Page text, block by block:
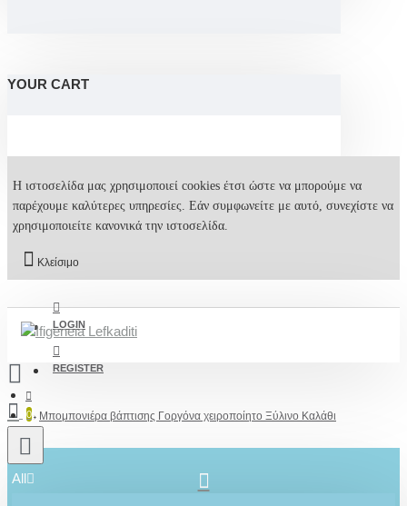
YOUR CART
Η ιστοσελίδα μας χρησιμοποιεί cookies έτσι ώστε να μπορούμε να
παρέχουμε καλύτερες υπηρεσίες. Εάν συμφωνείτε με αυτό, συνεχίστε να
χρησιμοποιείτε κανονικά την ιστοσελίδα.
Κλείσιμο
LOGIN
REGISTER
0
All
Μπομπονιέρα βάπτισης Γοργόνα χειροποίητο Ξύλινο Καλάθι